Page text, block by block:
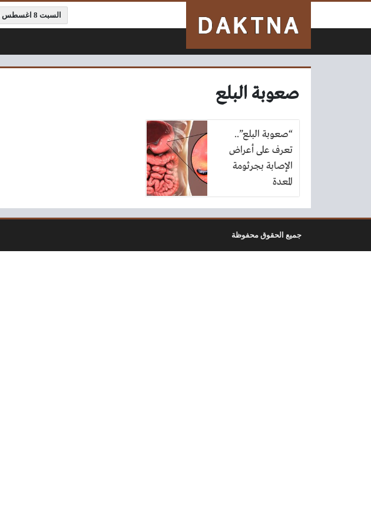
السبت 8 اغسطس 2026 الساعة 05:21 ص
صعوبة البلع
“صعوبة البلع”..
تعرف على أعراض
الإصابة بجرثومة
المعدة
جميع الحقوق محفوظة